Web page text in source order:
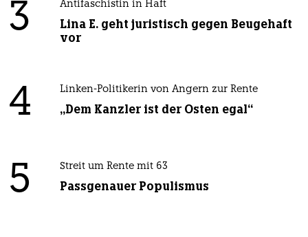
3 Antifaschistin in Haft
Lina E. geht juristisch gegen Beugehaft
vor
4 Linken-Politikerin von Angern zur Rente
„Dem Kanzler ist der Osten egal“
5 Streit um Rente mit 63
Passgenauer Populismus